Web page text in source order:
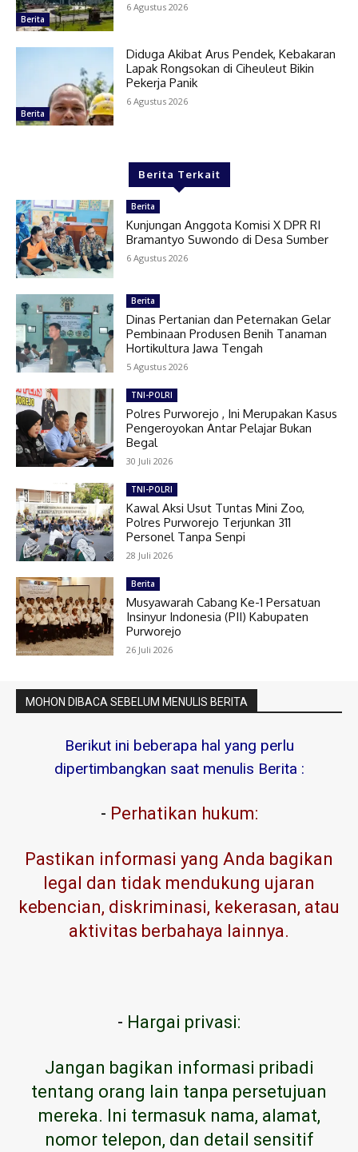
Berita
6 Agustus 2026
Berita
Diduga Akibat Arus Pendek, Kebakaran
Lapak Rongsokan di Ciheuleut Bikin
Pekerja Panik
6 Agustus 2026
Berita Terkait
Berita
Kunjungan Anggota Komisi X DPR RI
Bramantyo Suwondo di Desa Sumber
6 Agustus 2026
Berita
Dinas Pertanian dan Peternakan Gelar
Pembinaan Produsen Benih Tanaman
Hortikultura Jawa Tengah
5 Agustus 2026
TNI-POLRI
Polres Purworejo , Ini Merupakan Kasus
Pengeroyokan Antar Pelajar Bukan
Begal
30 Juli 2026
TNI-POLRI
Kawal Aksi Usut Tuntas Mini Zoo,
Polres Purworejo Terjunkan 311
Personel Tanpa Senpi
28 Juli 2026
Berita
Musyawarah Cabang Ke-1 Persatuan
Insinyur Indonesia (PII) Kabupaten
Purworejo
26 Juli 2026
MOHON DIBACA SEBELUM MENULIS BERITA
Berikut ini beberapa hal yang perlu
dipertimbangkan saat menulis Berita :
- Perhatikan hukum:
Pastikan informasi yang Anda bagikan
legal dan tidak mendukung ujaran
kebencian, diskriminasi, kekerasan, atau
aktivitas berbahaya lainnya.
- Hargai privasi:
Jangan bagikan informasi pribadi
tentang orang lain tanpa persetujuan
mereka. Ini termasuk nama, alamat,
nomor telepon, dan detail sensitif